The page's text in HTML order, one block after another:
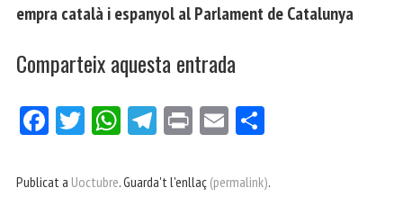
empra català i espanyol al Parlament de Catalunya
Comparteix aquesta entrada
Fa
bo
Tw
er
W
ts
Te
gr
Pri E
ail pa
Publicat a Uoctubre. Guarda't l'enllaç (permalink).